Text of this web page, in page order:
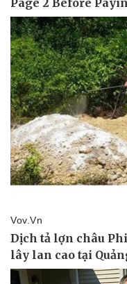
Pháp luật
Vụ án
Tin nóng
Tư vấn luật